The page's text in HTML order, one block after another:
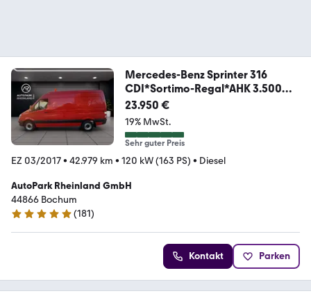
Mercedes-Benz Sprinter 316
CDI*Sortimo-Regal*AHK 3.500
KG*1-HA
23.950 €
19% MwSt.
Sehr guter Preis
EZ 03/2017• 42.979 km • 120 kW (163 PS) • Diesel
AutoPark Rheinland GmbH
44866 Bochum
5 Sterne
(181)
Kontakt Parken